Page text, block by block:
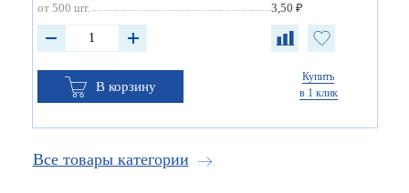
от 500 шт.
3,50 ₽
В корзину
Купить
в 1 клик
Все товары категории